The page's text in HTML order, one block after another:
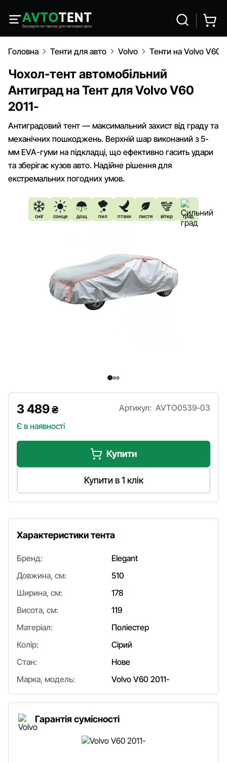
Головна Тенти для авто Volvo Тенти на Volvo V60
Чохол-тент автомобільний
Антиград на Тент для Volvo V60
2011-
Антиградовий тент — максимальний захист від граду та
механічних пошкоджень. Верхній шар виконаний з 5-
мм EVA-гуми на підкладці, що ефективно гасить удари
та зберігає кузов авто. Надійне рішення для
екстремальних погодних умов.
сніг сонце дощ пил птахи листя вітер град
3 489₴
Є в наявності
Артикул: AVTO0539-03
Купити
Купити в 1 клік
Характеристики тента
Бренд:
Elegant
Довжина, см:
510
Ширина, см:
178
Висота, см:
119
Матеріал:
Поліестер
Колір:
Сірий
Стан:
Нове
Марка, модель:
Volvo V60 2011-
Гарантія сумісності